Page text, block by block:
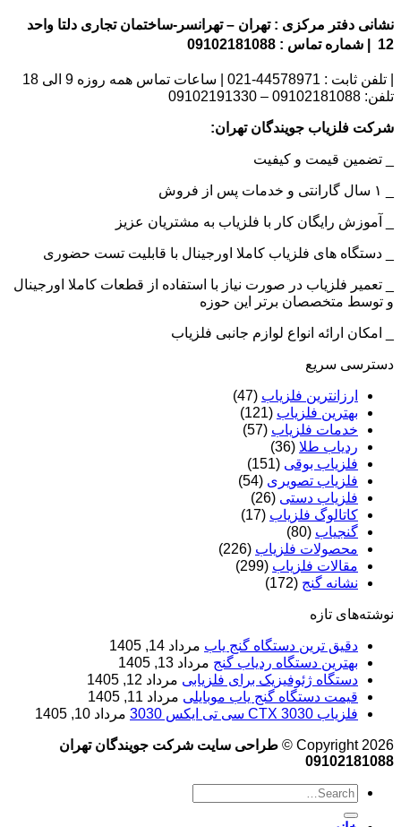
نشانی دفتر مرکزی : تهران – تهرانسر-ساختمان تجاری دلتا واحد
12 | شماره تماس : 09102181088
| تلفن ثابت : 44578971-021 | ساعات تماس همه روزه 9 الی 18
تلفن: 09102181088 – 09102191330
شرکت فلزیاب جویندگان تهران:
_ تضمین قیمت و کیفیت
_ آموزش رایگان کار با فلزیاب به مشتریان عزیز
_ دستگاه های فلزیاب کاملا اورجینال با قابلیت تست حضوری
_ تعمیر فلزیاب در صورت نیاز با استفاده از قطعات کاملا اورجینال
و توسط متخصصان برتر این حوزه
_ امکان ارائه انواع لوازم جانبی فلزیاب
دسترسی سریع
ارزانترین فلزیاب (47)
بهترین فلزیاب (121)
خدمات فلزیاب (57)
ردیاب طلا (36)
فلزیاب بوقی (151)
فلزیاب تصویری (54)
فلزیاب دستی (26)
کاتالوگ فلزیاب (17)
گنجیاب (80)
محصولات فلزیاب (226)
مقالات فلزیاب (299)
نشانه گنج (172)
نوشته‌های تازه
دقیق ترین دستگاه گنج یاب مرداد 14, 1405
بهترین دستگاه ردیاب گنج مرداد 13, 1405
دستگاه ژئوفیزیک برای فلزیابی مرداد 12, 1405
قیمت دستگاه گنج یاب موبایلی مرداد 11, 1405
فلزیاب CTX 3030 سی تی ایکس 3030
مرداد 10, 1405
Copyright 2026 ©
طراحی سایت شرکت جویندگان تهران
09102181088